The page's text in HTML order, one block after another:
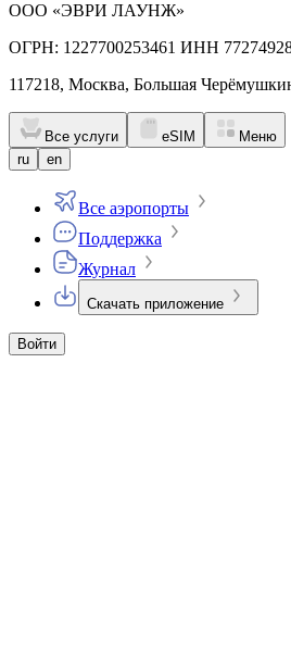
ООО «ЭВРИ ЛАУНЖ»
ОГРН: 1227700253461 ИНН
117218, Москва, Большая
Все услуги eSIM
Меню
ru
en
Все аэропорты
Поддержка
Журнал
Скачать приложение
Войти